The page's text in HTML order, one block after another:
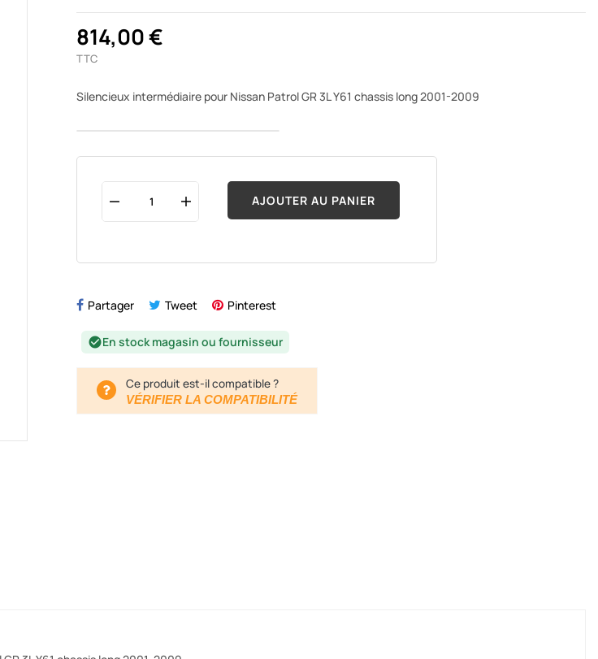
814,00 €
TTC
Silencieux intermédiaire pour Nissan Patrol GR 3L Y61 chassis long 2001-2009
AJOUTER AU PANIER
Partager Tweet Pinterest
check_circleEn stock magasin ou fournisseur
Ce produit est-il compatible ?
VÉRIFIER LA COMPATIBILITÉ